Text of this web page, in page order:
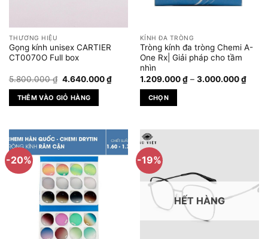
được
chọn
trên
sản
phẩm
THƯƠNG HIỆU
Gọng kính unisex CARTIER
CT0070O Full box
5.800.000₫ Giá
gốc
là:
5.800.000 ₫.
4.640.000₫Giá
hiện
4.640.000 ₫.
THÊM VÀO GIỎ HÀNG
KÍNH ĐA TRÒNG
Tròng kính đa tròng Chemi A-
One Rx| Giải pháp cho tầm
nhìn
1.209.000₫ – 3.000.000₫
giá:
CHỌN
này
có
nhiều
biến
thể.
Các
-20% -19%
HẾT HÀNG